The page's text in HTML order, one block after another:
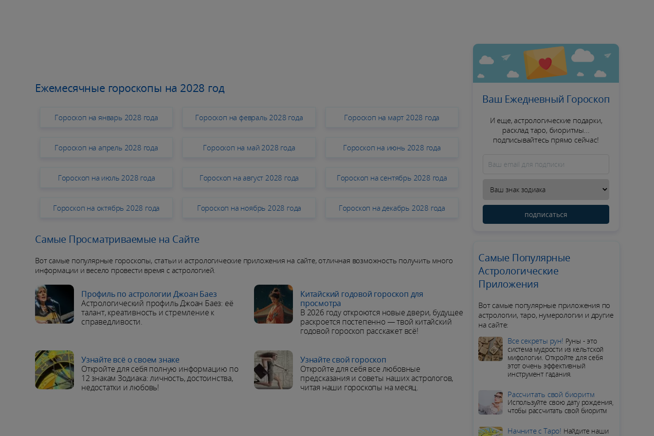
Ежемесячные гороскопы на 2028 год
Гороскоп на январь 2028 года Гороскоп на февраль 2028 года Гороскоп на март 2028 года
Гороскоп на апрель 2028 года Гороскоп на май 2028 года Гороскоп на июнь 2028 года
Гороскоп на июль 2028 года Гороскоп на август 2028 года Гороскоп на сентябрь 2028 года
Гороскоп на октябрь 2028 года Гороскоп на ноябрь 2028 года Гороскоп на декабрь 2028 года
Самые Просматриваемые на Сайте
Вот самые популярные гороскопы, статьи и астрологические приложения на сайте, отличная возможность получить много
информации и весело провести время с астрологией.
Профиль по астрологии Джоан Баез
Астрологический профиль Джоан Баез: её
талант, креативность и стремление к
справедливости.
Китайский годовой гороскоп для
просмотра
В 2026 году откроются новые двери, будущее
раскроется постепенно — твой китайский
годовой гороскоп расскажет всё!
Узнайте всё о своем знаке
Откройте для себя полную информацию по
12 знакам Зодиака: личность, достоинства,
недостатки и любовь!
Узнайте свой гороскоп
Откройте для себя все любовные
предсказания и советы наших астрологов,
читая наши гороскопы на месяц.
Ваш Ежедневный Гороскоп
И еще, астрологические подарки,
расклад таро, биоритмы...
подписывайтесь прямо сейчас!
подписаться
Самые Популярные
Астрологические
Приложения
Вот самые популярные приложения по
астрологии, таро, нумерологии и другие
на сайте:
Все секреты рун! Руны - это
система мудрости из кельтской
мифологии. Откройте для себя
этот очень эффективный
инструмент гадания.
Рассчитать свой биоритм
Используйте свою дату рождения,
чтобы рассчитать свой биоритм
Начните с Таро! Найдите наши